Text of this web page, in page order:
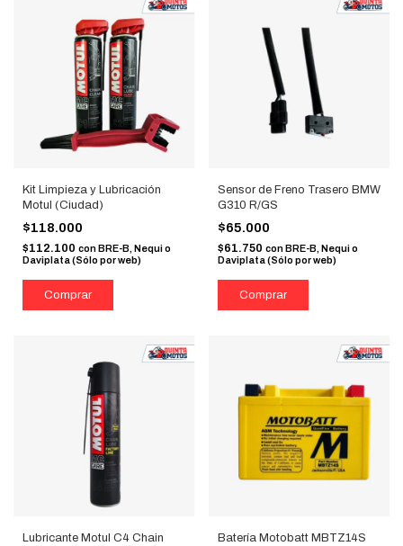
Kit Limpieza y Lubricación
Motul (Ciudad)
$118.000
$112.100 conBRE-B, Nequi o
Daviplata (Sólo por web)
Sensor de Freno Trasero BMW
G310 R/GS
$65.000
$61.750 con BRE-B, Nequi o
Daviplata (Sólo por web)
Lubricante Motul C4 Chain
Batería Motobatt MBTZ14S